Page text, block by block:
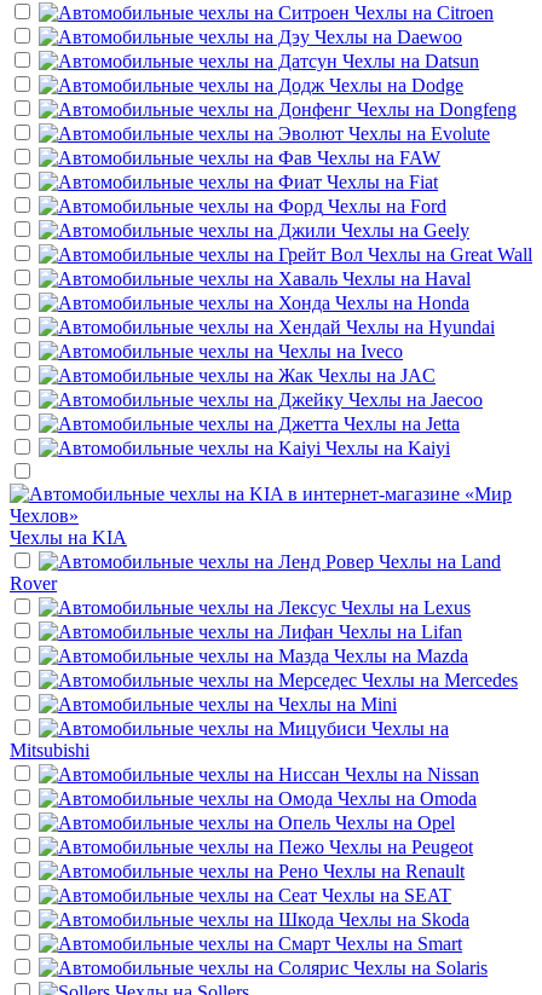
Чехлы на Citroen
Чехлы на Daewoo
Чехлы на Datsun
Чехлы на Dodge
Чехлы на Dongfeng
Чехлы на Evolute
Чехлы на FAW
Чехлы на Fiat
Чехлы на Ford
Чехлы на Geely
Чехлы на Great Wall
Чехлы на Haval
Чехлы на Honda
Чехлы на Hyundai
Чехлы на Iveco
Чехлы на JAC
Чехлы на Jaecoo
Чехлы на Jetta
Чехлы на Kaiyi
Чехлы на KIA
Чехлы на Land
Rover
Чехлы на Lexus
Чехлы на Lifan
Чехлы на Mazda
Чехлы на Mercedes
Чехлы на Mini
Чехлы на
Mitsubishi
Чехлы на Nissan
Чехлы на Omoda
Чехлы на Opel
Чехлы на Peugeot
Чехлы на Renault
Чехлы на SEAT
Чехлы на Skoda
Чехлы на Smart
Чехлы на Solaris